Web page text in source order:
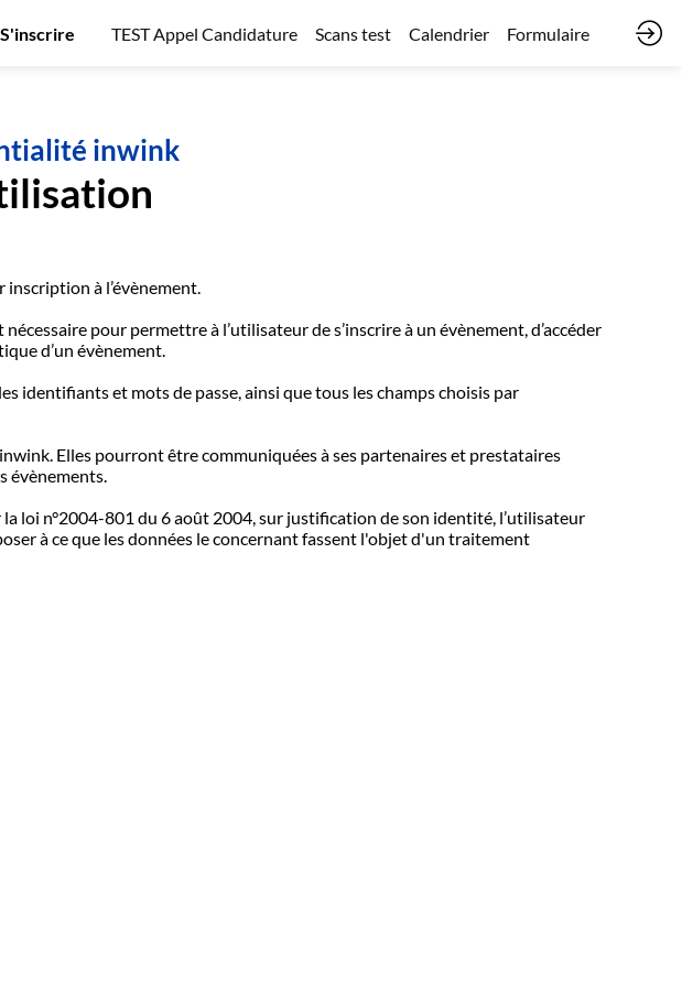
S'inscrire TEST Appel Candidature Scans test Calendrier Formulaire
inwink
à l’évènement.
pour permettre à l’utilisateur de s’inscrire à un évènement, d’accéder
d’un évènement.
identifiants et mots de passe, ainsi que tous les champs choisis par
Elles pourront être communiquées à ses partenaires et prestataires
évènements.
loi n°2004-801 du 6 août 2004, sur justification de son identité, l’utilisateur
à ce que les données le concernant fassent l'objet d'un traitement